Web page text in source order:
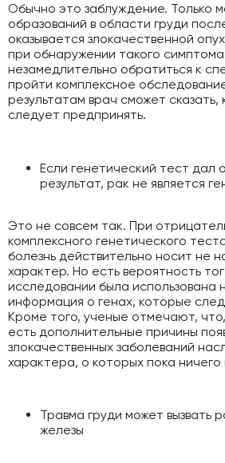
Обычно это заблуждение. Только
образований в области груди
оказывается злокачественной
при обнаружении такого
незамедлительно обратиться к
пройти комплексное
результатам врач сможет сказать,
следует предпринять.
Если генетический тест дал
результат, рак не является
Это не совсем так. При
комплексного генетического
болезнь действительно носит не
характер. Но есть вероятность
исследовании была использована
информация о генах, которые
Кроме того, ученые отмечают,
есть дополнительные причины
злокачественных заболеваний
характера, о которых пока ничего
Травма груди может вызвать
железы